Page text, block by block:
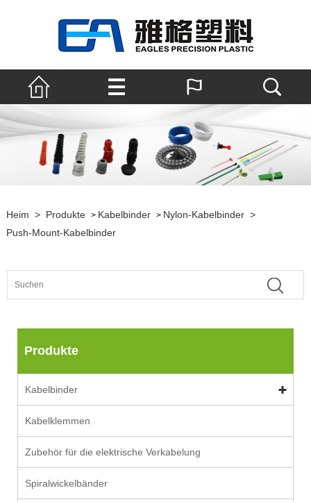
Heim > Produkte > Kabelbinder > Nylon-Kabelbinder >
Push-Mount-Kabelbinder
Produkte
Kabelbinder
Kabelklemmen
Zubehör für die elektrische Verkabelung
Spiralwickelbänder